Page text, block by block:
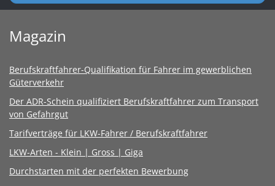
Magazin
Berufskraftfahrer-Qualifikation für Fahrer im gewerblichen
Güterverkehr
Der ADR-Schein qualifiziert Berufskraftfahrer zum Transport
von Gefahrgut
Tarifverträge für LKW-Fahrer / Berufskraftfahrer
LKW-Arten - Klein | Gross | Giga
Durchstarten mit der perfekten Bewerbung